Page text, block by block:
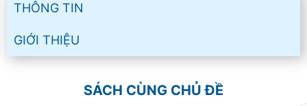
THÔNG TIN
GIỚI THIỆU
SÁCH CÙNG CHỦ ĐỀ